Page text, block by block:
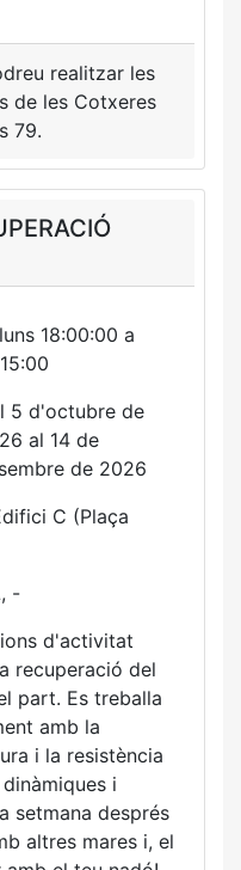
realitzar les
de les Cotxeres
79.
18:00:00 a
5 d'octubre de
al 14 de
de 2026
C (Plaça
-
d'activitat
recuperació del
part. Es treballa
amb la
i la resistència
i
setmana després
altres mares i, el